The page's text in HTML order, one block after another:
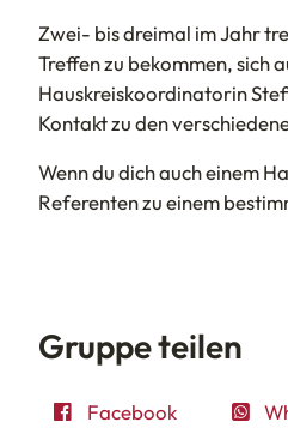
Zwei- bis dreimal im Jahr
Treffen zu bekommen, sich
Hauskreiskoordinatorin
Kontakt zu den
Wenn du dich auch einem
Referenten zu einem
Gruppe teilen
Facebook